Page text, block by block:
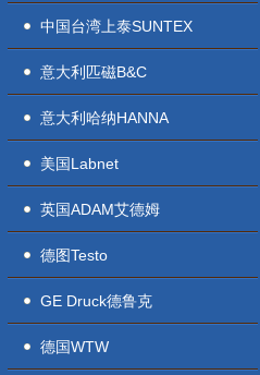
中国台湾上泰SUNTEX
意大利匹磁B&C
意大利哈纳HANNA
美国Labnet
英国ADAM艾德姆
德图Testo
GE Druck德鲁克
德国WTW